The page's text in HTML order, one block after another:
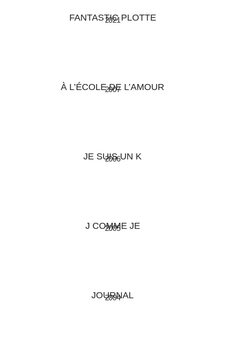
FANTASTIC PLOTTE
2021
À L’ÉCOLE DE L’AMOUR
2007
JE SUIS UN K
2006
J COMME JE
2005
JOURNAL
2004